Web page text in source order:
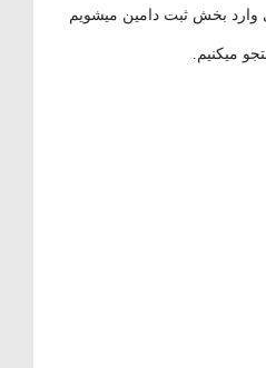
بخش ثبت دامین میشویم